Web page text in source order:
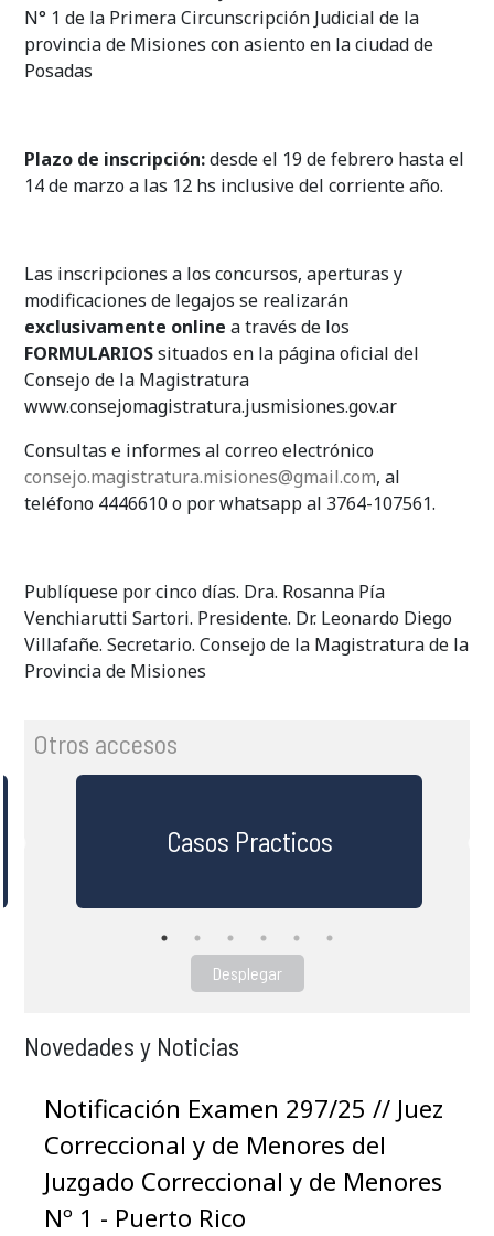
N° 1 de la Primera Circunscripción Judicial de la
provincia de Misiones con asiento en la ciudad de
Posadas
Plazo de inscripción:desde el 19 de febrero hasta el
14 de marzo a las 12 hs inclusive del corriente año.
Las inscripciones a los concursos, aperturas y
modificaciones de legajos se realizarán
exclusivamente online a través de los
FORMULARIOSsituados en la página oficial del
Consejo de la Magistratura
www.consejomagistratura.jusmisiones.gov.ar
Consultas e informes al correo electrónico
consejo.magistratura.misiones@gmail.com, al
teléfono 4446610 o por whatsapp al 3764-107561.
Publíquese por cinco días. Dra. Rosanna Pía
Venchiarutti Sartori. Presidente. Dr. Leonardo Diego
Villafañe. Secretario. Consejo de la Magistratura de la
Provincia de Misiones
Otros accesos
Casos Practicos
Desplegar
Novedades y Noticias
Notificación Examen 297/25 // Juez
Correccional y de Menores del
Juzgado Correccional y de Menores
Nº 1 - Puerto Rico